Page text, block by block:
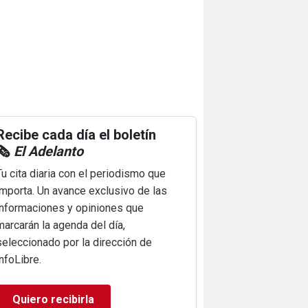
cada día el boletín
El Adelanto
cita diaria con el periodismo que
Un avance exclusivo de las
y opiniones que
la agenda del día,
por la dirección de
Quiero recibirla